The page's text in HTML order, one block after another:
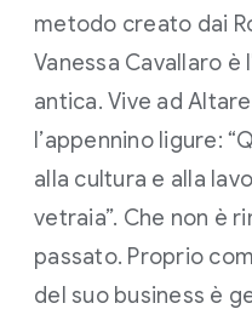
metodo creato dai
Vanessa Cavallaro
antica. Vive ad
l’appennino ligure:
alla cultura e alla
vetraia”. Che non è
passato. Proprio
del suo business è